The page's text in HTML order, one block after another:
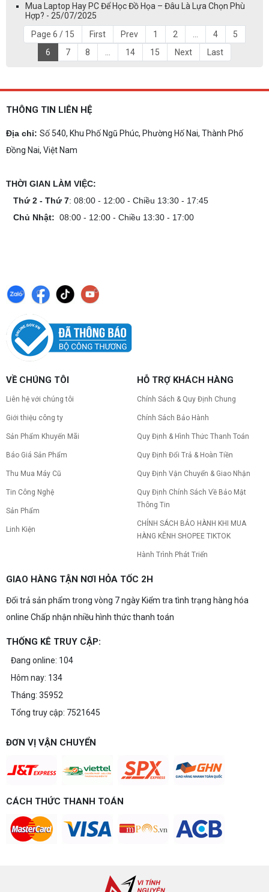
Mua Laptop Hay PC Để Học Đồ Họa – Đâu Là Lựa Chọn Phù
Hợp? - 25/07/2025
Page 6 / 15
First Prev 1 2 4
5
6
7 8 14 15 Next Last
THÔNG TIN LIÊN HỆ
Địa chỉ: Số 540, Khu Phố Ngũ Phúc, Phường Hố Nai, Thành Phố
Đồng Nai, Việt Nam
THỜI GIAN LÀM VIỆC:
Thứ 2 - Thứ 7: 08:00 - 12:00 - Chiều 13:30 - 17:45
Chủ Nhật: 08:00 - 12:00 - Chiều 13:30 - 17:00
VỀ CHÚNG TÔI
Liên hệ với chúng tôi
Giới thiệu công ty
Sản Phẩm Khuyến Mãi
Báo Giá Sản Phẩm
Thu Mua Máy Cũ
Tin Công Nghệ
Sản Phẩm
Linh Kiện
HỖ TRỢ KHÁCH HÀNG
Chính Sách & Quy Định Chung
Chính Sách Bảo Hành
Quy Định & Hình Thức Thanh Toán
Quy Định Đổi Trả & Hoàn Tiền
Quy Định Vận Chuyển & Giao Nhận
Quy Định Chính Sách Về Bảo Mật
Thông Tin
CHÍNH SÁCH BẢO HÀNH KHI MUA
HÀNG KÊNH SHOPEE TIKTOK
Hành Trình Phát Triển
GIAO HÀNG TẬN NƠI HỎA TỐC 2H
Đổi trả sản phẩm trong vòng 7 ngày Kiểm tra tình trạng hàng hóa
online Chấp nhận nhiều hình thức thanh toán
THỐNG KÊ TRUY CẬP:
Đang online: 104
Hôm nay: 134
Tháng: 35952
Tổng truy cập: 7521645
ĐƠN VỊ VẬN CHUYỂN
CÁCH THỨC THANH TOÁN